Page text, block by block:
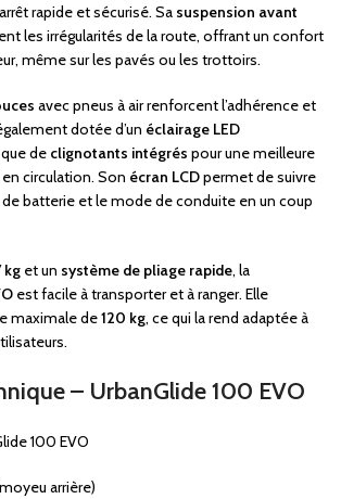
rapide et sécurisé. Sa suspension avant
les irrégularités de la route, offrant un confort
même sur les pavés ou les trottoirs.
avec pneus à air renforcent l’adhérence et
dotée d’un éclairage LED
de clignotants intégrés pour une meilleure
circulation. Son écran LCDpermet de suivre
batterie et le mode de conduite en un coup
kg et un système de pliage rapide, la
est facile à transporter et à ranger. Elle
maximale de120 kg, ce qui la rend adaptée à
– UrbanGlide 100 EVO
100 EVO
arrière)